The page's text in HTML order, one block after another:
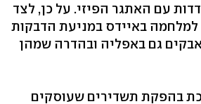
עם האתגר הפיזי. על כן, לצד
למלחמה באיידס במניעת הדבקות
גם באפליה ובהדרה שמהן
בהפקת תשדירים שעוסקים